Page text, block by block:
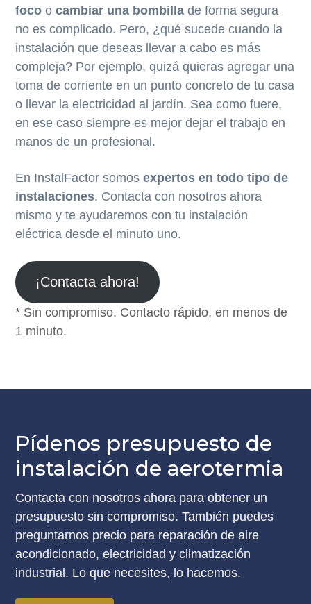
foco ocambiar una bombilla de forma segura
no es complicado. Pero, ¿qué sucede cuando la
instalación que deseas llevar a cabo es más
compleja? Por ejemplo, quizá quieras agregar una
toma de corriente en un punto concreto de tu casa
o llevar la electricidad al jardín. Sea como fuere,
en ese caso siempre es mejor dejar el trabajo en
manos de un profesional.
En InstalFactor somosexpertos en todo tipo de
instalaciones. Contacta con nosotros ahora
mismo y te ayudaremos con tu instalación
eléctrica desde el minuto uno.
¡Contacta ahora!
* Sin compromiso. Contacto rápido, en menos de
1 minuto.
Pídenos presupuesto de
instalación de aerotermia
Contacta con nosotros ahora para obtener un
presupuesto sin compromiso. También puedes
preguntarnos precio para reparación de aire
acondicionado, electricidad y climatización
industrial. Lo que necesites, lo hacemos.